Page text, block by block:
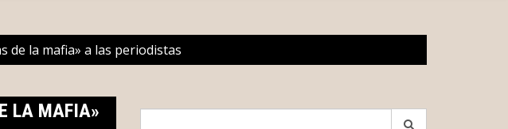
de la mafia» a las periodistas
LA MAFIA»